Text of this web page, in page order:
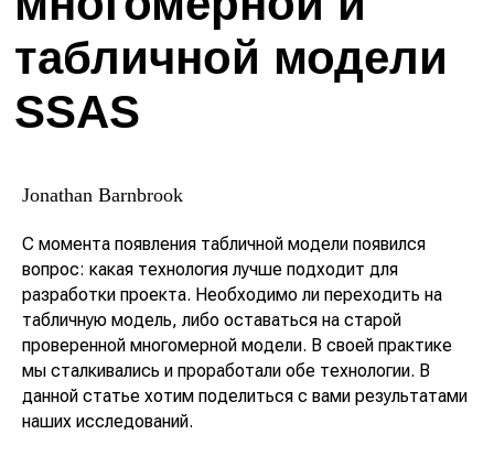
Jonathan Barnbrook
С момента появления табличной модели появился
вопрос: какая технология лучше подходит для
разработки проекта. Необходимо ли переходить на
табличную модель, либо оставаться на старой
проверенной многомерной модели. В своей практике
мы сталкивались и проработали обе технологии. В
данной статье хотим поделиться с вами результатами
наших исследований.